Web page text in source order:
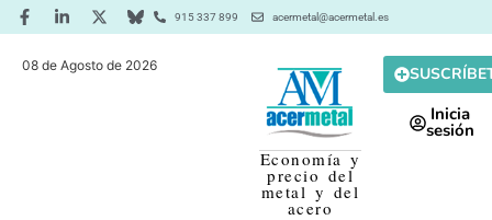
915 337 899 acermetal@acermetal.es
08 de Agosto de 2026
Economía y
precio del
metal y del
acero
Inicia
sesión